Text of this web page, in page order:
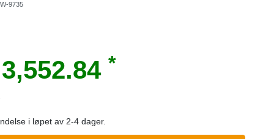
9735
*
i løpet av 2-4 dager.